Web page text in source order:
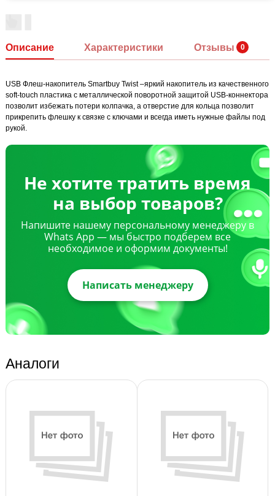
Описание Характеристики Отзывы
USB Флеш-накопитель Smartbuy Twist –яркий накопитель из качественного
soft-touch пластика с металлической поворотной защитой USB-коннектора
позволит избежать потери колпачка, а отверстие для кольца позволит
прикрепить флешку к связке с ключами и всегда иметь нужные файлы под
рукой.
Не хотите тратить время
на выбор товаров?
Напишите нашему персональному менеджеру в
Whats App — мы быстро подберем все
необходимое и оформим документы!
Написать менеджеру
Аналоги